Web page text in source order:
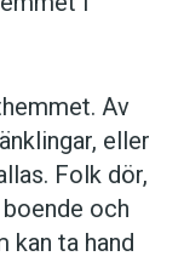
Av
eller
Folk dör,
och
kan ta hand